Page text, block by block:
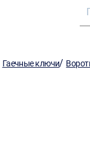
Гаечные ключи/